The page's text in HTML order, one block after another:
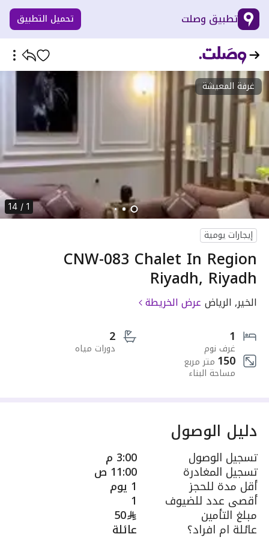
تطبيق وصلت تحميل التطبيق
غرفة المعيشة
1 / 14
إيجارات يومية
CNW-083 Chalet In Region
Riyadh, Riyadh
الخير, الرياض عرض الخريطة
1
غرف نوم
2
دورات مياه
150 متر مربع
مساحة البناء
دليل الوصول
تسجيل الوصول 3:00 م
تسجيل المغادرة 11:00 ص
أقل مدة للحجز 1 يوم
أقصى عدد للضيوف 1
مبلغ التأمين 50
عائلة ام افراد؟ عائلة